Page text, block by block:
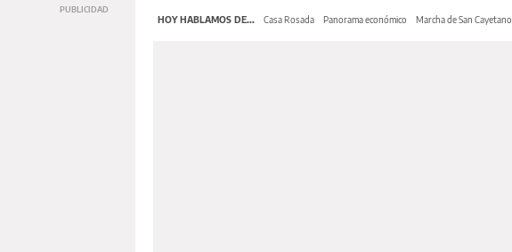
HOY HABLAMOS DE... Casa Rosada Panorama económico Marcha de San Cayetano